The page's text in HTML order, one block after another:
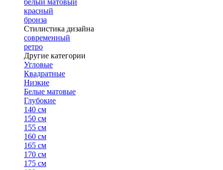
белый матовый
красный
бронза
Стилистика дизайна
современный
ретро
Другие категории
Угловые
Квадратные
Низкие
Белые матовые
Глубокие
140 см
150 см
155 см
160 см
165 см
170 см
175 см